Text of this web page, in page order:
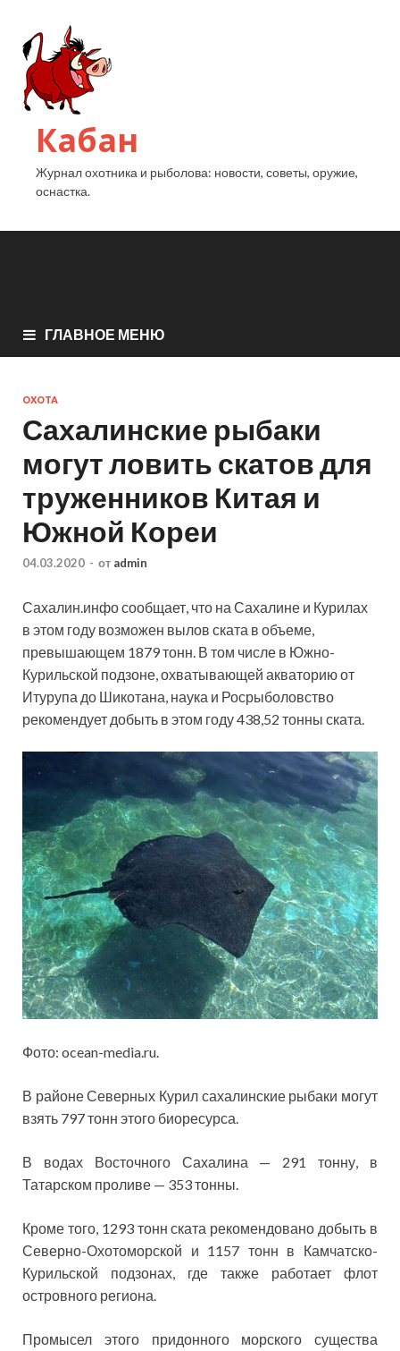
Кабан
Журнал охотника и рыболова: новости, советы, оружие,
оснастка.
ГЛАВНОЕ МЕНЮ
ОХОТА
Сахалинские рыбаки
могут ловить скатов для
труженников Китая и
Южной Кореи
04.03.2020 - от admin
Сахалин.инфо сообщает, что на Сахалине и Курилах
в этом году возможен вылов ската в объеме,
превышающем 1879 тонн. В том числе в Южно-
Курильской подзоне, охватывающей акваторию от
Итурупа до Шикотана, наука и Росрыболовство
рекомендует добыть в этом году 438,52 тонны ската.
Фото: ocean-media.ru.
В районе Северных Курил сахалинские рыбаки могут
взять 797 тонн этого биоресурса.
В водах Восточного Сахалина — 291 тонну, в
Татарском проливе — 353 тонны.
Кроме того, 1293 тонн ската рекомендовано добыть в
Северно-Охотоморской и 1157 тонн в Камчатско-
Курильской подзонах, где также работает флот
островного региона.
Промысел этого придонного морского существа